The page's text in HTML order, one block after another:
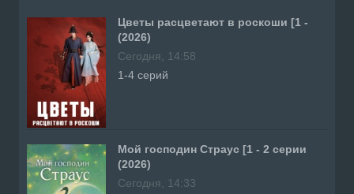
Цветы расцветают в роскоши [1 -
(2026)
Сегодня, 14:58
1-4 серий
Мой господин Страус [1 - 2 серии
(2026)
Сегодня, 14:33